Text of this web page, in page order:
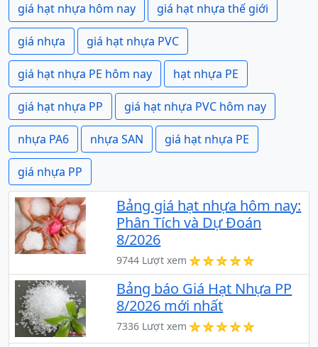
giá hạt nhựa hôm nay giá hạt nhựa thế giới
giá nhựa giá hạt nhựa PVC
giá hạt nhựa PE hôm nay hạt nhựa PE
giá hạt nhựa PP giá hạt nhựa PVC hôm nay
nhựa PA6 nhựa SAN giá hạt nhựa PE
giá nhựa PP
Bảng giá hạt nhựa hôm nay:
Phân Tích và Dự Đoán
8/2026
9744 Lượt xem
Bảng báo Giá Hạt Nhựa PP
8/2026 mới nhất
7336 Lượt xem